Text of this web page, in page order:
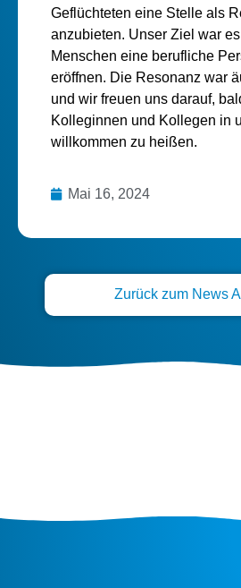
Geflüchteten eine Stelle als
anzubieten. Unser Ziel war
Menschen eine berufliche
eröffnen. Die Resonanz war
und wir freuen uns darauf,
Kolleginnen und Kollegen in
willkommen zu heißen.
Mai 16, 2024
Zurück zum News